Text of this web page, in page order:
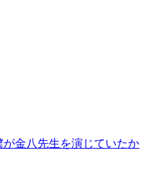
金八先生を演じていたか